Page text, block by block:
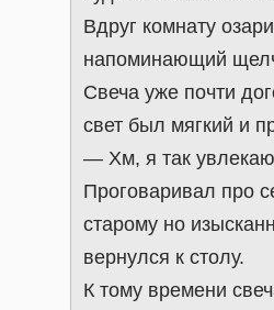
Вдруг комнату
напоминающий
Свеча уже почти
свет был мягкий и
— Хм, я так
Проговаривал про
старому но
вернулся к столу.
К тому времени